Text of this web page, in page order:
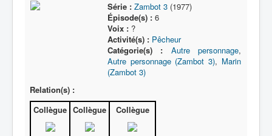
Série : Zambot 3(1977)
Épisode(s) :6
Voix :?
Activité(s) : Pêcheur
Catégorie(s) :
Autre personnage,
Autre personnage (Zambot 3), Marin
(Zambot 3)
Relation(s) :
Collègue Collègue Collègue